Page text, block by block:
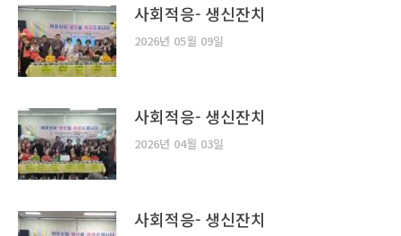
사회적응- 생신잔치
2026년 05월 09일
사회적응- 생신잔치
2026년 04월 03일
사회적응- 생신잔치